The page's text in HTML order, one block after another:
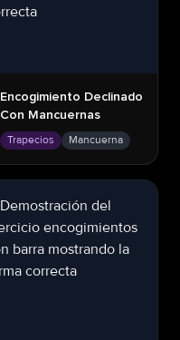
Encogimiento Declinado
Con Mancuernas
Trapecios Mancuerna